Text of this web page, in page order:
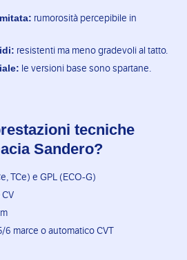
rumorosità percepibile in
resistenti ma meno gradevoli al tatto.
le versioni base sono spartane.
tecniche
Sandero?
TCe) e GPL (ECO-G)
CV
6 marce o automatico CVT